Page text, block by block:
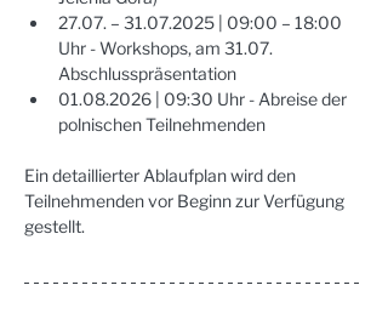
27.07. – 31.07.2025 | 09:00 – 18:00
Uhr - Workshops, am 31.07.
Abschlusspräsentation
01.08.2026 | 09:30 Uhr - Abreise der
polnischen Teilnehmenden
Ein detaillierter Ablaufplan wird den
Teilnehmenden vor Beginn zur Verfügung
gestellt.